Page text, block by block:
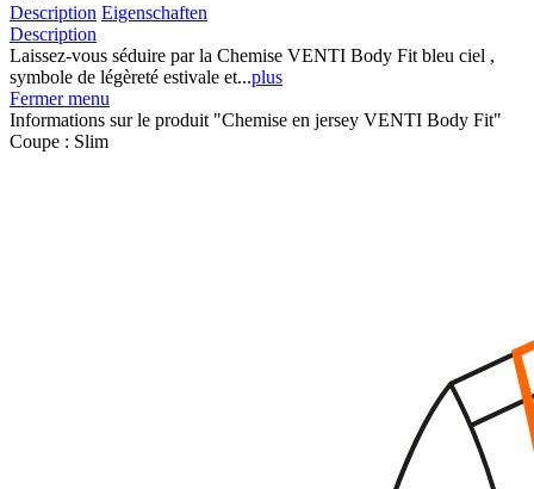
Description Eigenschaften
Description
Laissez-vous séduire par la Chemise VENTI Body Fit bleu ciel ,
symbole de légèreté estivale et...plus
Fermer menu
Informations sur le produit "Chemise en jersey VENTI Body Fit"
Coupe : Slim